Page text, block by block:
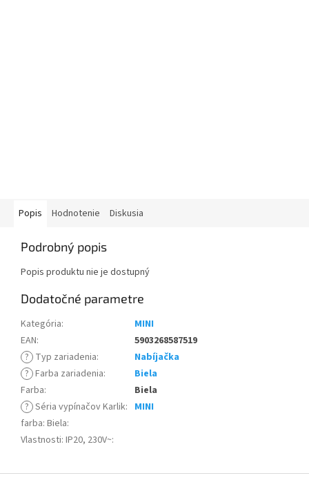
Popis Hodnotenie Diskusia
Podrobný popis
Popis produktu nie je dostupný
Dodatočné parametre
Kategória:
MINI
EAN:
5903268587519
? Typ zariadenia:
Nabíjačka
? Farba zariadenia:
Biela
Farba:
Biela
? Séria vypínačov Karlik: MINI
farba: Biela:
Vlastnosti: IP20, 230V~: